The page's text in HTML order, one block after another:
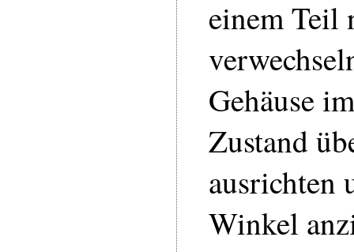
einem Teil
Gehäuse
Zustand
ausrichten
Winkel